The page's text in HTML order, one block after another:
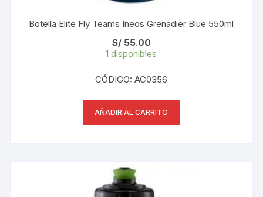
Botella Elite Fly Teams Ineos Grenadier Blue 550ml
S/55.00
1 disponibles
CÓDIGO: AC0356
AÑADIR AL CARRITO